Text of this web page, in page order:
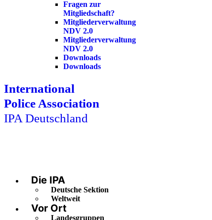
Fragen zur
Mitgliedschaft?
Mitgliederverwaltung
NDV 2.0
Mitgliederverwaltung
NDV 2.0
Downloads
Downloads
International
Police Association
IPA Deutschland
Die IPA
Deutsche Sektion
Weltweit
Vor Ort
Landesgruppen